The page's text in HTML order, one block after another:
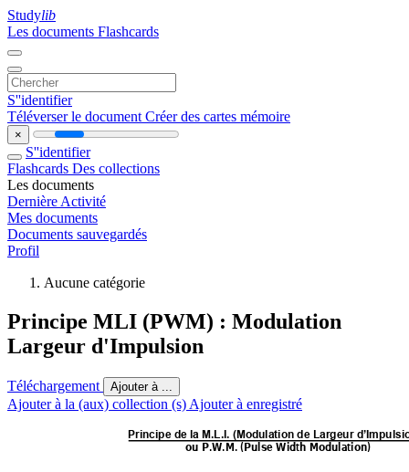
Studylib
Les documents Flashcards
S''identifier
Téléverser le document Créer des cartes mémoire
×
S''identifier
Flashcards Des collections
Les documents
Dernière Activité
Mes documents
Documents sauvegardés
Profil
Aucune catégorie
Principe MLI (PWM) : Modulation
Largeur d'Impulsion
Téléchargement Ajouter à ...
Ajouter à la (aux) collection (s) Ajouter à enregistré
Principe de la M.L.I. (Modulation de Largeur
ou P.W.M. (Pulse Width Modulation)